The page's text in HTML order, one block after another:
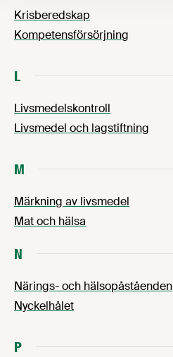
Krisberedskap
Kompetensförsörjning
L
Livsmedelskontroll
Livsmedel och lagstiftning
M
Märkning av livsmedel
Mat och hälsa
N
Närings- och hälsopåståenden
Nyckelhålet
P